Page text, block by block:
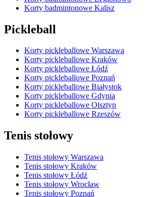
Korty badmintonowe Kalisz
Pickleball
Korty pickleballowe Warszawa
Korty pickleballowe Kraków
Korty pickleballowe Łódź
Korty pickleballowe Poznań
Korty pickleballowe Białystok
Korty pickleballowe Gdynia
Korty pickleballowe Olsztyn
Korty pickleballowe Rzeszów
Tenis stołowy
Tenis stołowy Warszawa
Tenis stołowy Kraków
Tenis stołowy Łódź
Tenis stołowy Wrocław
Tenis stołowy Poznań